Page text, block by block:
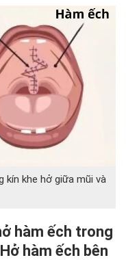
kín khe hở giữa mũi và
hàm ếch trong
hàm ếch bên